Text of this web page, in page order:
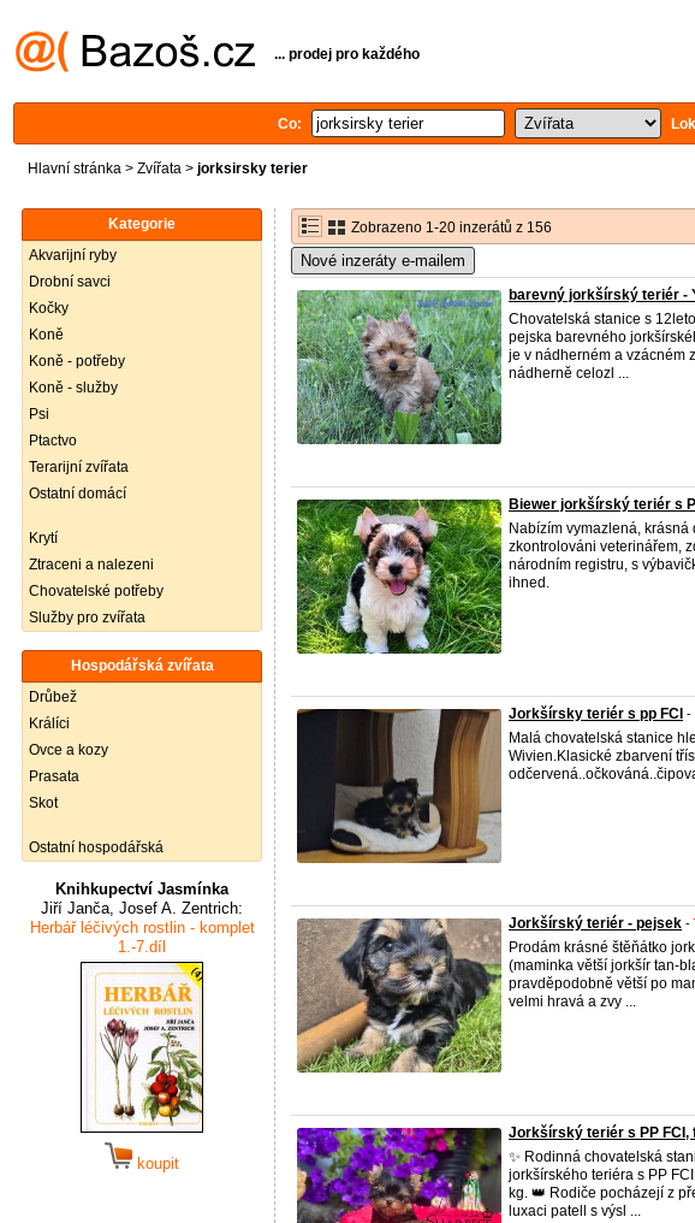
... prodej pro každého
Co:
Hlavní stránka > Zvířata > jorksirsky terier
Kategorie
Akvarijní ryby
Drobní savci
Kočky
Koně
Koně - potřeby
Koně - služby
Psi
Ptactvo
Terarijní zvířata
Ostatní domácí
Krytí
Ztraceni a nalezeni
Chovatelské potřeby
Služby pro zvířata
Hospodářská zvířata
Drůbež
Králíci
Ovce a kozy
Prasata
Skot
Ostatní hospodářská
Knihkupectví Jasmínka
Jiří Janča, Josef A. Zentrich:
Herbář léčivých rostlin - komplet
1.-7.díl
koupit
Zobrazeno 1-20 inzerátů z 156
Nové inzeráty e-mailem
barevný jorkšírský teriér -
Chovatelská stanice s
pejska barevného
je v nádherném a vzácném
nádherně celozl ...
Biewer jorkšírský teriér s
Nabízím vymazlená, krásná
zkontrolováni veterinářem,
národním registru, s
ihned.
Jorkšírsky teriér s pp FCI -
Malá chovatelská stanice
Wivien.Klasické zbarvení
Jorkšírský teriér - pejsek -
Prodám krásné štěňátko
(maminka větší jorkšír tan-
pravděpodobně větší po
velmi hravá a zvy ...
Jorkšírský teriér s PP FCI,
✨ Rodinná chovatelská
jorkšírského teriéra s PP
kg. 👑 Rodiče pocházejí z
luxaci patell s výsl ...